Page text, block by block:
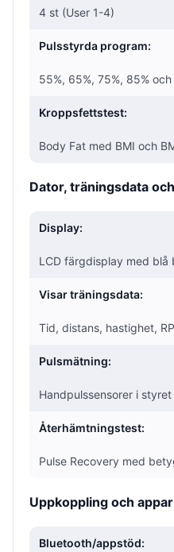
4 st (User 1-4)
Pulsstyrda program:
55%, 65%, 75%, 85%
Kroppsfettstest:
Body Fat med BMI och
Dator, träningsdata
Display:
LCD färgdisplay med blå
Visar träningsdata:
Tid, distans, hastighet,
Pulsmätning:
Handpulssensorer i styret
Återhämtningstest:
Pulse Recovery med
Uppkoppling och appar
Bluetooth/appstöd: